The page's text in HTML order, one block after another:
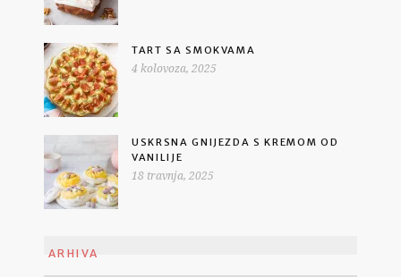
TART SA SMOKVAMA
4 kolovoza, 2025
USKRSNA GNIJEZDA S KREMOM OD
VANILIJE
18 travnja, 2025
ARHIVA